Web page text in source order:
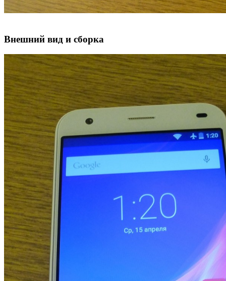
Внешний вид и сборка